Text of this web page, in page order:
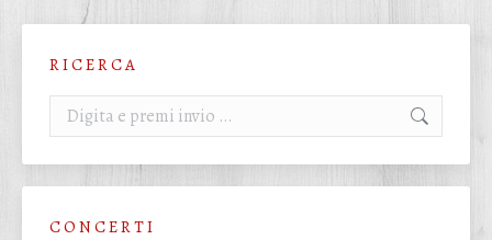
R I C E R C A
Cerca:
C O N C E R T I